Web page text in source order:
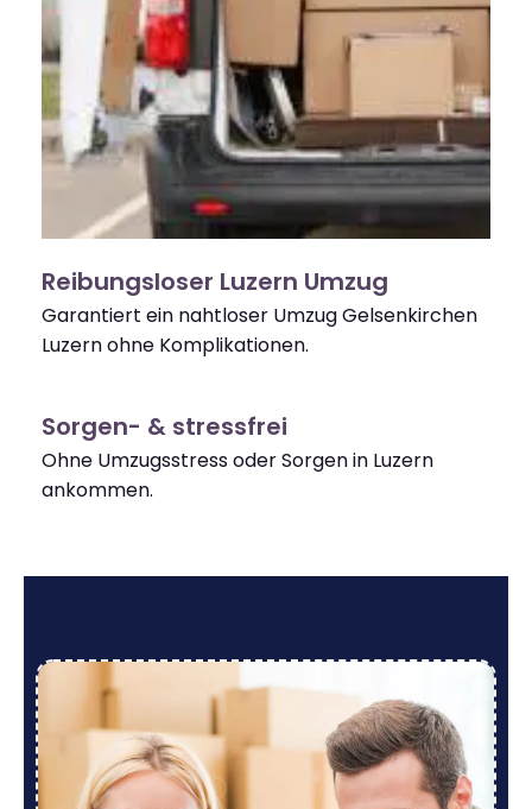
Reibungsloser Luzern Umzug
Garantiert ein nahtloser Umzug Gelsenkirchen
Luzern ohne Komplikationen.
Sorgen- & stressfrei
Ohne Umzugsstress oder Sorgen in Luzern
ankommen.